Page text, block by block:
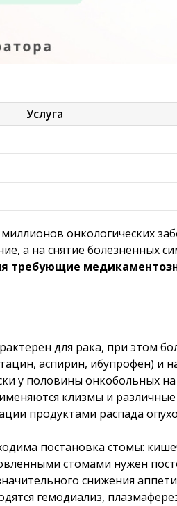
Услуга
онкологических
а на снятие
требующие
для рака, при этом
аспирин, ибупрофен) и
у половины онкобольных
клизмы и
продуктами распада
постановка стомы:
стомами нужен
снижения
гемодиализ,